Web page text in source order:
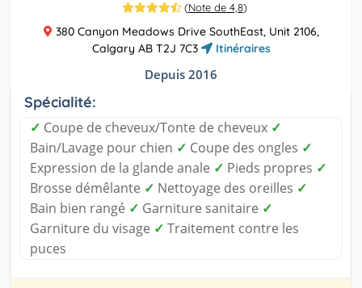
(Note de 4,8)
380 Canyon Meadows Drive SouthEast, Unit 2106,
Calgary AB T2J 7C3
Itinéraires
Depuis 2016
Spécialité:
✓ Coupe de cheveux/Tonte de cheveux ✓
Bain/Lavage pour chien ✓ Coupe des ongles ✓
Expression de la glande anale ✓ Pieds propres ✓
Brosse démêlante ✓ Nettoyage des oreilles ✓
Bain bien rangé ✓ Garniture sanitaire ✓
Garniture du visage ✓ Traitement contre les
puces